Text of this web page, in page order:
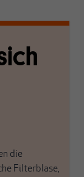
die
Filterblase,